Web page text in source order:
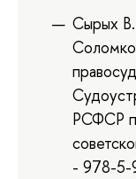
Сырых
РСФСР
- 978-5-